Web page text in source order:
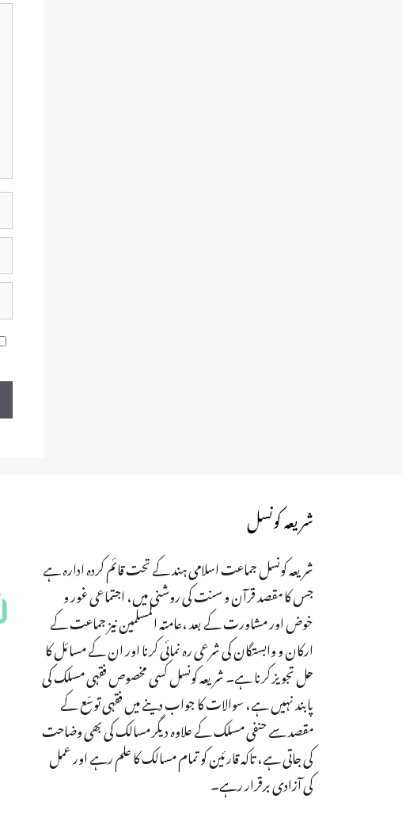
شریعہ کونسل
شریعہ کونسل جماعت اسلامی ہند کے تحت قائم کردہ ادارہ ہے
جس کا مقصد قرآن و سنت کی روشنی میں، اجتماعی غور و
خوض اور مشاورت کے بعد ،عامتہ المسلمین نیز جماعت کے
ارکان و وابستگان کی شرعی رہ نمائی کرنا اور ان کے مسائل کا
حل تجویز کرنا ہے۔ شریعہ کونسل کسی مخصوص فقہی مسلک کی
پابند نہیں ہے، سوالات کا جواب دینے میں فقہی توسّع کے
مقصد سے حنفی مسلک کے علاوہ دیگر مسالک کی بھی وضاحت
کی جاتی ہے، تاکہ قارئین کو تمام مسالک کا علم رہے اور عمل
کی آزادی برقرار رہے۔